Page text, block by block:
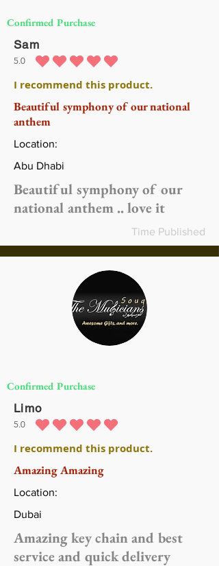
Confirmed Purchase
Sam
5.0 متوسط التقييم هو 5 من 5
I recommend this product.
Beautiful symphony of our national
anthem
Location:
Abu Dhabi
Beautiful symphony of our
national anthem .. love it
Time Published
Confirmed Purchase
Limo
5.0 متوسط التقييم هو 5 من 5
I recommend this product.
Amazing Amazing
Location:
Dubai
Amazing key chain and best
service and quick delivery